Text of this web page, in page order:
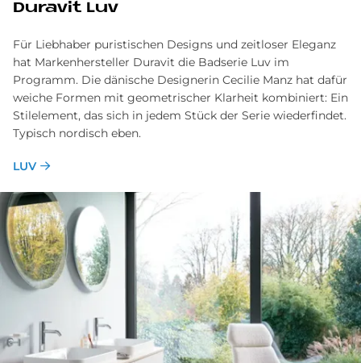
Du­ra­vit Luv
Für Liebhaber puristischen Designs und zeitloser Eleganz
hat Markenhersteller Duravit die Badserie Luv im
Programm. Die dänische Designerin Cecilie Manz hat dafür
weiche Formen mit geometrischer Klarheit kombiniert: Ein
Stilelement, das sich in jedem Stück der Serie wiederfindet.
Typisch nordisch eben.
LUV